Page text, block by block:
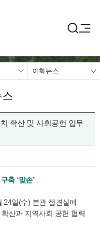
이화뉴스
스
확산 및 사회공헌 업무
축 ‘맞손’
24일(수) 본관 접견실에
산과 지역사회 공헌 협력